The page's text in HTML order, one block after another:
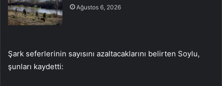
Ağustos 6, 2026
Şark seferlerinin sayısını azaltacaklarını belirten Soylu,
şunları kaydetti: